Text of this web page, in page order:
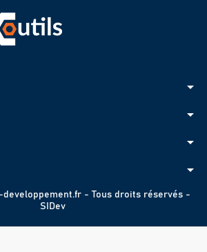
arrow_drop_down
arrow_drop_down
arrow_drop_down
arrow_drop_down
developpement.fr - Tous droits réservés -
SIDev